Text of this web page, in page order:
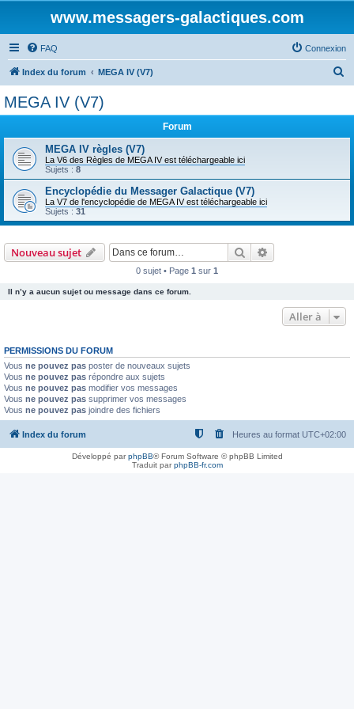
www.messagers-galactiques.com
FAQ Connexion
Index du forum MEGA IV (V7)
e
MEGA IV (V7)
Forum
MEGA IV règles (V7)
La V6 des Règles de MEGA IV est téléchargeable ici
Sujets : 8
Encyclopédie du Messager Galactique (V7)
La V7 de l'encyclopédie de MEGA IV est téléchargeable ici
Sujets : 31
Nouveau sujet Rechercher
0 sujet • Page 1 sur 1
Il n’y a aucun sujet ou message dans ce forum.
Aller à
PERMISSIONS DU FORUM
Vous ne pouvez pas poster de nouveaux sujets
Vous ne pouvez pas répondre aux sujets
Vous ne pouvez pas modifier vos messages
Vous ne pouvez pas supprimer vos messages
Vous ne pouvez pas joindre des fichiers
Index du forum Heures au format UTC+02:00
Développé parphpBB® Forum Software © phpBB Limited
Traduit parphpBB-fr.com